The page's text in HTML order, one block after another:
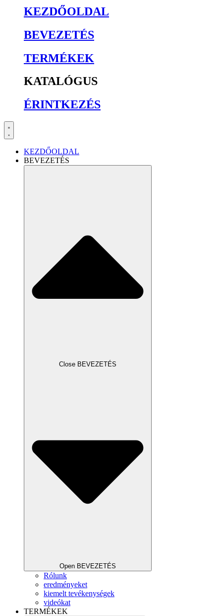
KEZDŐOLDAL
BEVEZETÉS
TERMÉKEK
KATALÓGUS
ÉRINTKEZÉS
KEZDŐOLDAL
BEVEZETÉS
Close BEVEZETÉS
Open BEVEZETÉS
Rólunk
eredményeket
kiemelt tevékenységek
videókat
TERMÉKEK